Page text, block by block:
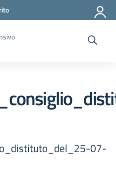
07-